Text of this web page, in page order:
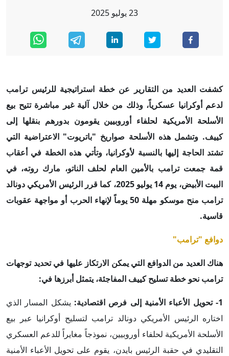
23 يوليو 2025
كشفت العديد من التقارير عن خطة استراتيجية للرئيس ترامب
لدعم أوكرانيا عسكرياً، وذلك من خلال آلية غير مباشرة تتيح بيع
الأسلحة الأمريكية لحلفاء أوروبيين يقومون بدورهم بنقلها إلى
كييف. وتشمل هذه الأسلحة صواريخ "باتريوت" الاعتراضية التي
تشتد الحاجة إليها بالنسبة لأوكرانيا، وتأتي هذه الخطة في أعقاب
قمة جمعت ترامب بالأمين العام لحلف الناتو، مارك روته، في
البيت الأبيض، يوم 14 يوليو 2025، كما قرر الرئيس الأمريكي دونالد
ترامب منح موسكو مهلة 50 يوماً لإنهاء الحرب أو مواجهة عقوبات
قاسية.
دوافع "ترامب"
هناك العديد من الدوافع التي يمكن الارتكاز عليها في تحديد توجهات
ترامب نحو خطة تسليح كييف المفاجئة، يتمثل أبرزها في:
1- تحويل الأعباء الأمنية إلى فرص اقتصادية:
يشكل المسار الذي
اختاره الرئيس الأمريكي دونالد ترامب لتسليح أوكرانيا عبر بيع
الأسلحة الأمريكية لحلفاء أوروبيين، نموذجاً مغايراً للدعم العسكري
التقليدي في حقبة الرئيس بايدن، يقوم على تحويل الأعباء الأمنية